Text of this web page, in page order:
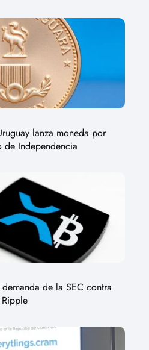
lanza moneda por
de Independencia
de la SEC contra
Ripple